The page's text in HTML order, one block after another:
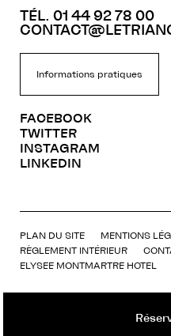
TÉL. 01 44 92 78 00
Informations pratiques
FACEBOOK
TWITTER
INSTAGRAM
LINKEDIN
PLAN DU SITE MENTIONS
RÈGLEMENT INTÉRIEUR
ELYSEE MONTMARTRE HOTEL